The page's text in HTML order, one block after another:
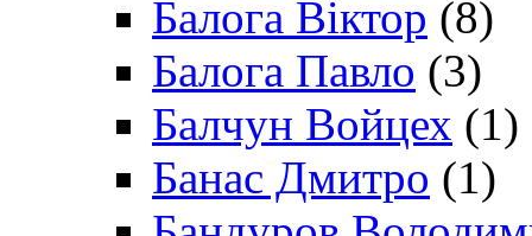
Балога Віктор (8)
Балога Павло (3)
Балчун Войцех (1)
Банас Дмитро (1)